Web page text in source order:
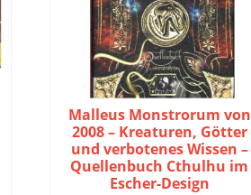
Malleus Monstrorum von
2008 – Kreaturen, Götter
und verbotenes Wissen –
Quellenbuch Cthulhu im
Escher-Design